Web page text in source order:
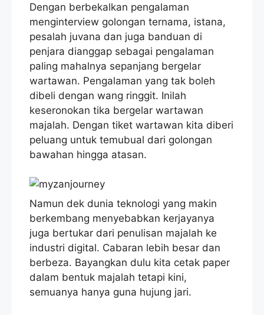
Dengan berbekalkan pengalaman
menginterview golongan ternama, istana,
pesalah juvana dan juga banduan di
penjara dianggap sebagai pengalaman
paling mahalnya sepanjang bergelar
wartawan. Pengalaman yang tak boleh
dibeli dengan wang ringgit. Inilah
keseronokan tika bergelar wartawan
majalah. Dengan tiket wartawan kita diberi
peluang untuk temubual dari golongan
bawahan hingga atasan.
Namun dek dunia teknologi yang makin
berkembang menyebabkan kerjayanya
juga bertukar dari penulisan majalah ke
industri digital. Cabaran lebih besar dan
berbeza. Bayangkan dulu kita cetak paper
dalam bentuk majalah tetapi kini,
semuanya hanya guna hujung jari.